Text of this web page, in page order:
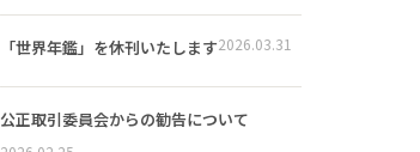
「世界年鑑」を休刊いたします2026.03.31
公正取引委員会からの勧告について